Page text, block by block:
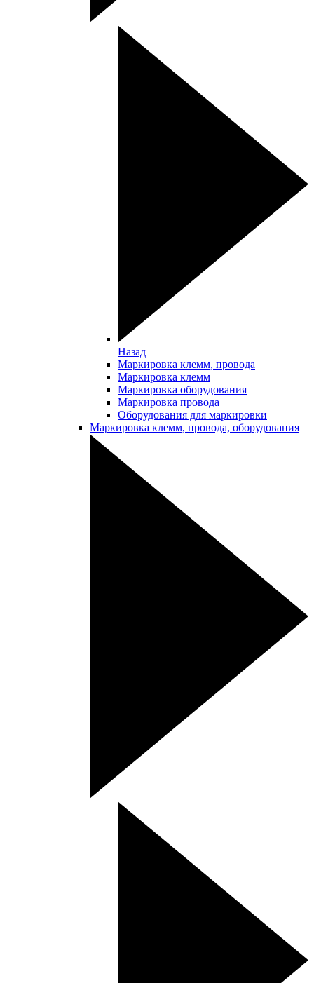
Назад
Маркировка клемм, провода
Маркировка клемм
Маркировка оборудования
Маркировка провода
Оборудования для маркировки
Маркировка клемм, провода, оборудования